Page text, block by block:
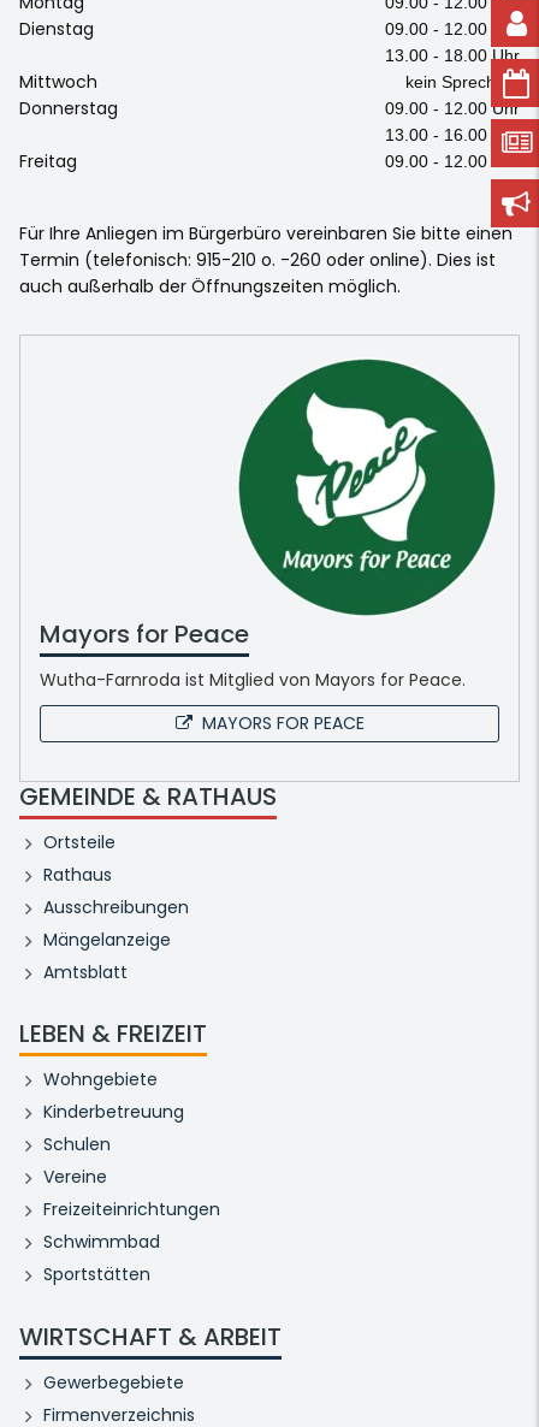
Dienstag
09.00 - 12.00 Uhr
13.00 - 18.00 Uhr
Mittwoch kein Sprechtag
Donnerstag
09.00 - 12.00 Uhr
13.00 - 16.00 Uhr
Freitag 09.00 - 12.00 Uhr
Für Ihre Anliegen im Bürgerbüro vereinbaren Sie bitte einen
Termin (telefonisch: 915-210 o. -260 oder online). Dies ist
auch außerhalb der Öffnungszeiten möglich.
Mayors for Peace
Wutha-Farnroda ist Mitglied von Mayors for Peace.
MAYORS FOR PEACE
GEMEINDE & RATHAUS
Ortsteile
Rathaus
Ausschreibungen
Mängelanzeige
Amtsblatt
LEBEN & FREIZEIT
Wohngebiete
Kinderbetreuung
Schulen
Vereine
Freizeiteinrichtungen
Schwimmbad
Sportstätten
WIRTSCHAFT & ARBEIT
Gewerbegebiete
Firmenverzeichnis